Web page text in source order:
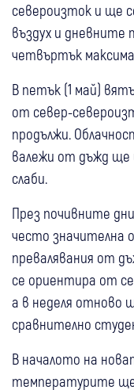
североизток и ще
въздух и
четвъртък
В петък (1 май)
от север-
продължи.
валежи от дъжд ще
слаби.
През почивните
често значителна
превалявания от
се ориентира от
а в неделя отново
сравнително
В началото на
температурите